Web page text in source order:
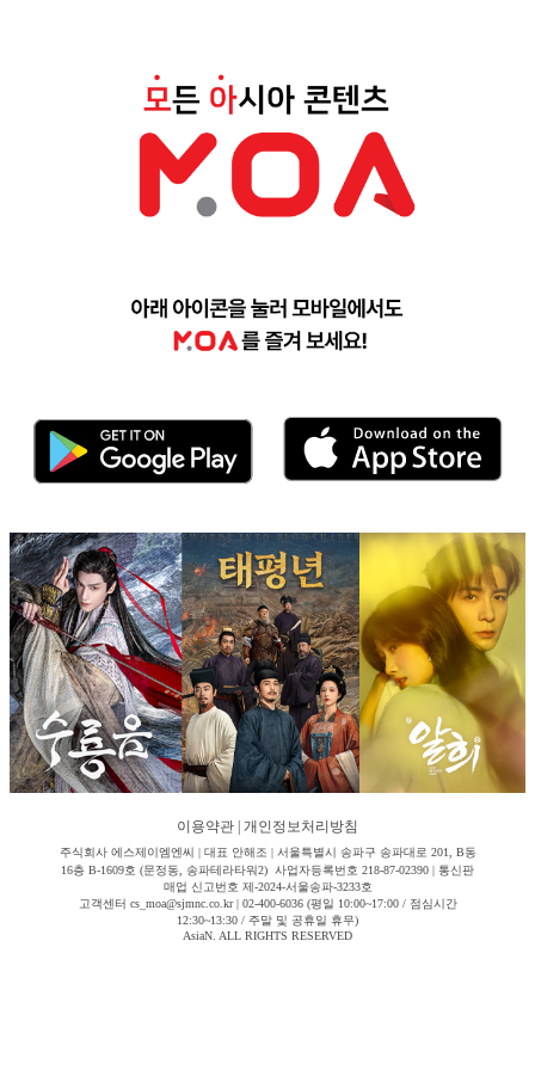
이용약관 개인정보처리방침
주식회사 에스제이엠엔씨 | 대표 안해조 | 서울특별시 송파구 송파대로 201, B동
16층 B-1609호 (문정동, 송파테라타워2) 사업자등록번호 218-87-02390 | 통신판
매업 신고번호 제-2024-서울송파-3233호
고객센터 cs_moa@sjmnc.co.kr | 02-400-6036 (평일 10:00~17:00 / 점심시간
12:30~13:30 / 주말 및 공휴일 휴무)
AsiaN. ALL RIGHTS RESERVED